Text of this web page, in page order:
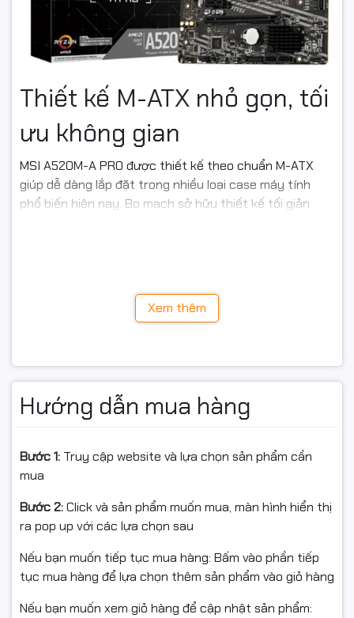
Thiết kế M-ATX nhỏ gọn, tối
ưu không gian
MSI A520M-A PRO được thiết kế theo chuẩn M-ATX
giúp dễ dàng lắp đặt trong nhiều loại case máy tính
phổ biến hiện nay. Bo mạch sở hữu thiết kế tối giản
khoa học giúp tăng khả năng tản nhiệt và nâng cao
Xem thêm
Hướng dẫn mua hàng
Bước 1: Truy cập website và lựa chọn sản phẩm cần
mua
Bước 2:Click và sản phẩm muốn mua, màn hình hiển thị
ra pop up với các lựa chọn sau
Nếu bạn muốn tiếp tục mua hàng: Bấm vào phần tiếp
tục mua hàng để lựa chọn thêm sản phẩm vào giỏ hàng
Nếu bạn muốn xem giỏ hàng để cập nhật sản phẩm: